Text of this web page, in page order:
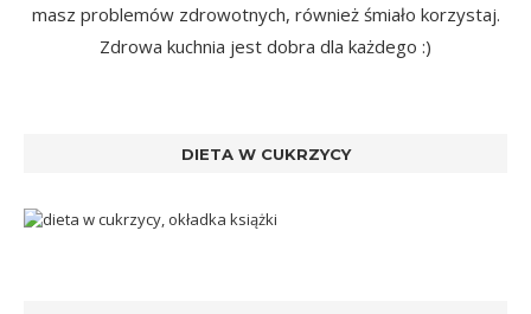
masz problemów zdrowotnych, również śmiało korzystaj.
Zdrowa kuchnia jest dobra dla każdego :)
DIETA W CUKRZYCY